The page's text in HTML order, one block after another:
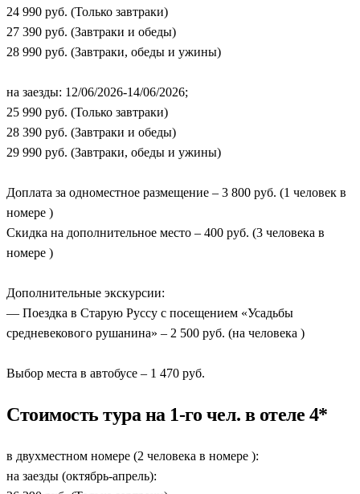
24 990 руб. (Только завтраки)
27 390 руб. (Завтраки и обеды)
28 990 руб. (Завтраки, обеды и ужины)
на заезды: 12/06/2026-14/06/2026;
25 990 руб. (Только завтраки)
28 390 руб. (Завтраки и обеды)
29 990 руб. (Завтраки, обеды и ужины)
Доплата за одноместное размещение – 3 800 руб. (1 человек в
номере )
Скидка на дополнительное место – 400 руб. (3 человека в
номере )
Дополнительные экскурсии:
— Поездка в Старую Руссу с посещением «Усадьбы
средневекового рушанина» – 2 500 руб. (на человека )
Выбор места в автобусе – 1 470 руб.
Стоимость тура на 1-го чел. в отеле 4*
в двухместном номере (2 человека в номере ):
на заезды (октябрь-апрель):